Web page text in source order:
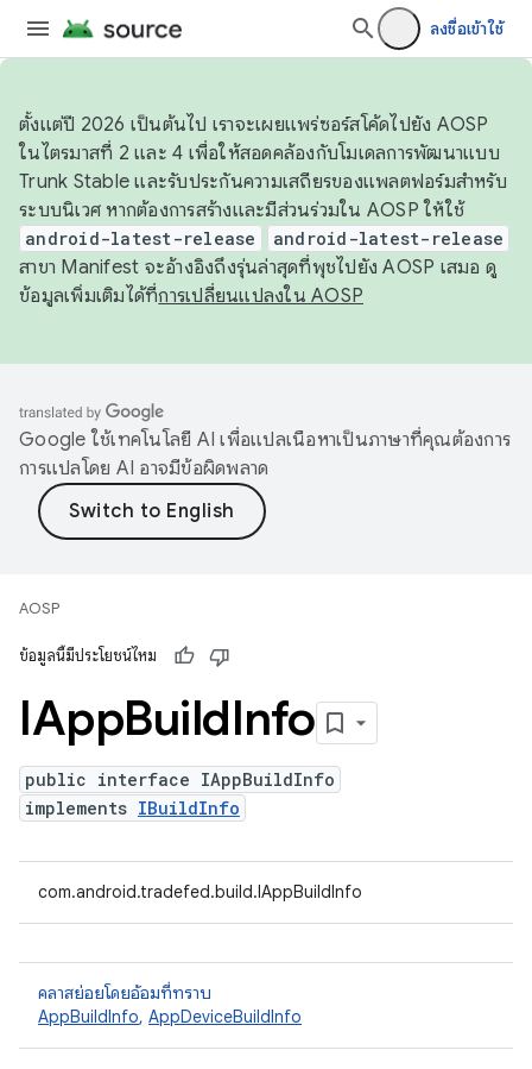
ลงชื่อเข้าใช้
ตั้งแต่ปี 2026 เป็นต้นไป เราจะเผยแพร่ซอร์สโค้ดไปยัง AOSP
ในไตรมาสที่ 2 และ 4 เพื่อให้สอดคล้องกับโมเดลการพัฒนาแบบ
Trunk Stable และรับประกันความเสถียรของแพลตฟอร์มสำหรับ
ระบบนิเวศ หากต้องการสร้างและมีส่วนร่วมใน AOSP ให้ใช้
android-latest-release android-latest-release
สาขา Manifest จะอ้างอิงถึงรุ่นล่าสุดที่พุชไปยัง AOSP เสมอ ดู
ข้อมูลเพิ่มเติมได้ที่การเปลี่ยนแปลงใน AOSP
Google ใช้เทคโนโลยี AI เพื่อแปลเนื้อหาเป็นภาษาที่คุณต้องการ
การแปลโดย AI อาจมีข้อผิดพลาด
AOSP
ข้อมูลนี้มีประโยชน์ไหม
IAppBuildInfo
public interface IAppBuildInfo
implements IBuildInfo
com.android.tradefed.build.IAppBuildInfo
คลาสย่อยโดยอ้อมที่ทราบ
AppBuildInfo, AppDeviceBuildInfo